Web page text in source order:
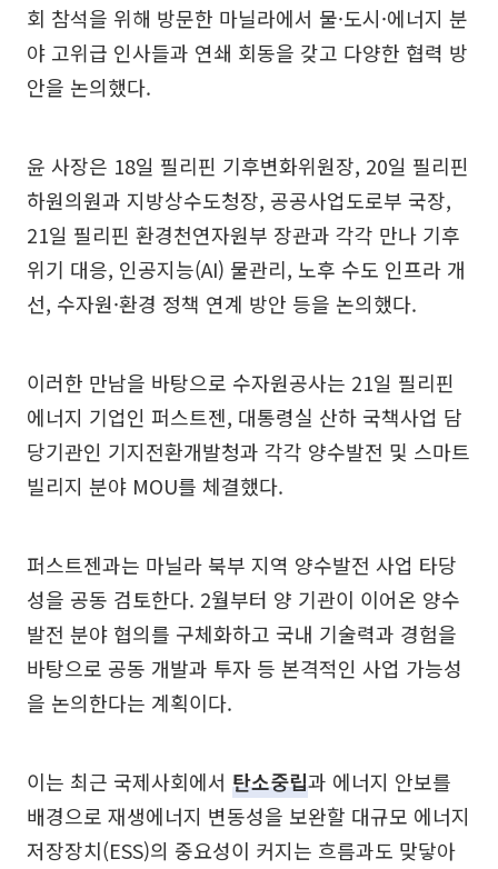
회 참석을 위해 방문한 마닐라에서 물·도시·에너지 분
야 고위급 인사들과 연쇄 회동을 갖고 다양한 협력 방
안을 논의했다.
윤 사장은 18일 필리핀 기후변화위원장, 20일 필리핀
하원의원과 지방상수도청장, 공공사업도로부 국장,
21일 필리핀 환경천연자원부 장관과 각각 만나 기후
위기 대응, 인공지능(AI) 물관리, 노후 수도 인프라 개
선, 수자원·환경 정책 연계 방안 등을 논의했다.
이러한 만남을 바탕으로 수자원공사는 21일 필리핀
에너지 기업인 퍼스트젠, 대통령실 산하 국책사업 담
당기관인 기지전환개발청과 각각 양수발전 및 스마트
빌리지 분야 MOU를 체결했다.
퍼스트젠과는 마닐라 북부 지역 양수발전 사업 타당
성을 공동 검토한다. 2월부터 양 기관이 이어온 양수
발전 분야 협의를 구체화하고 국내 기술력과 경험을
바탕으로 공동 개발과 투자 등 본격적인 사업 가능성
을 논의한다는 계획이다.
이는 최근 국제사회에서 탄소중립과 에너지 안보를
배경으로 재생에너지 변동성을 보완할 대규모 에너지
저장장치(ESS)의 중요성이 커지는 흐름과도 맞닿아